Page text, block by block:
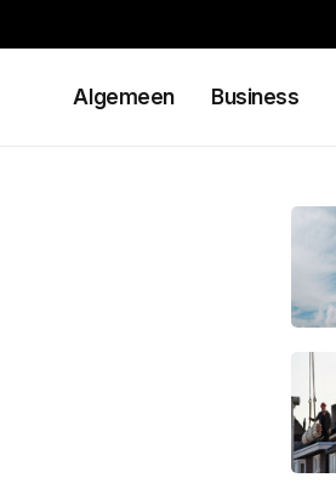
Algemeen Business